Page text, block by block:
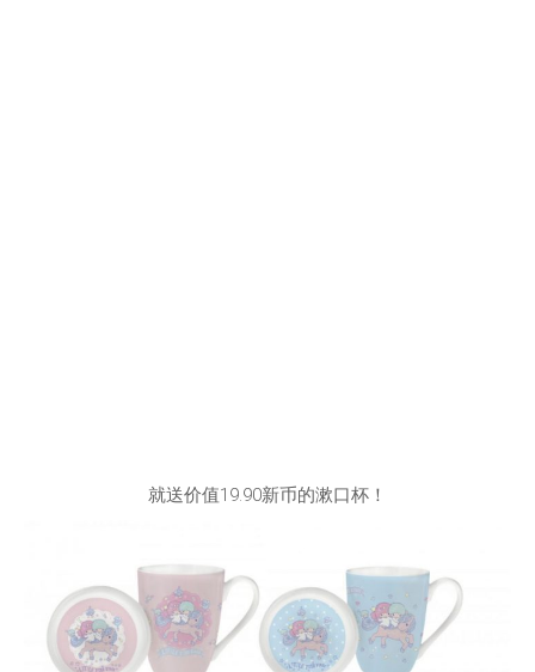
就送价值19.90新币的漱口杯！